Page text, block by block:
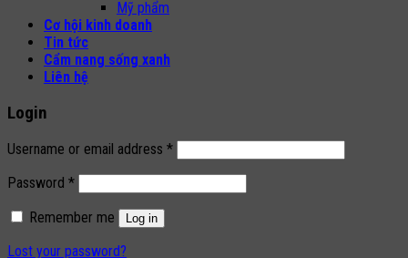
Mỹ phẩm
Cơ hội kinh doanh
Tin tức
Cẩm nang sống xanh
Liên hệ
Login
Username or email address *
Password *
Remember me
Log in
Lost your password?